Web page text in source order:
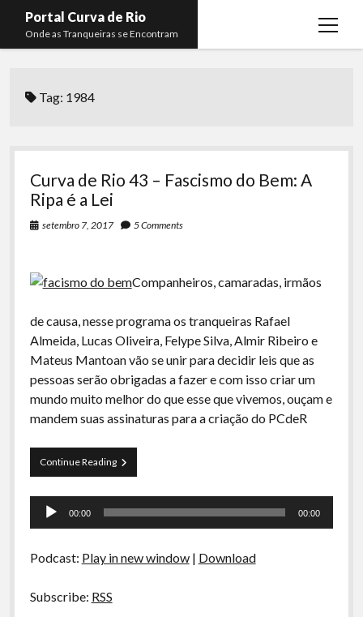
Portal Curva de Rio
Onde as Tranqueiras se Encontram
open
menu
Curva de Rio
Komos
La Siesta Podcast
Rachão na Beira do RIo
Papo Tranqueira
A Ripa É a Lei
Especiais
Preliminares
Membros
Lucas Oliveira
Kaique Xavier
Rafael Almeida
Tag: 1984
Curva de Rio 43 – Fascismo do Bem: A
Ripa é a Lei
setembro 7, 2017 5 Comments
Companheiros, camaradas, irmãos
de causa, nesse programa os tranqueiras Rafael
Almeida, Lucas Oliveira, Felype Silva, Almir Ribeiro e
Mateus Mantoan vão se unir para decidir leis que as
pessoas serão obrigadas a fazer e com isso criar um
mundo muito melhor do que esse que vivemos, ouçam e
mandem suas assinaturas para a criação do PCdeR
Continue ReadingCurva
de
–
Bem:
Tocador
00:00 00:00
Podcast: Play in new window| Download
Subscribe: RSS